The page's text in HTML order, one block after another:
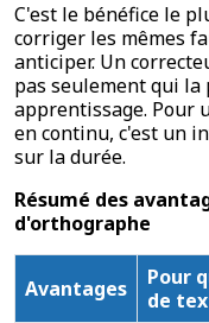
C'est le bénéfice le
corriger les mêmes
anticiper. Un
pas seulement qui
apprentissage. Pour
en continu, c'est un
sur la durée.
Résumé des
d'orthographe
Avantages
Pour
de